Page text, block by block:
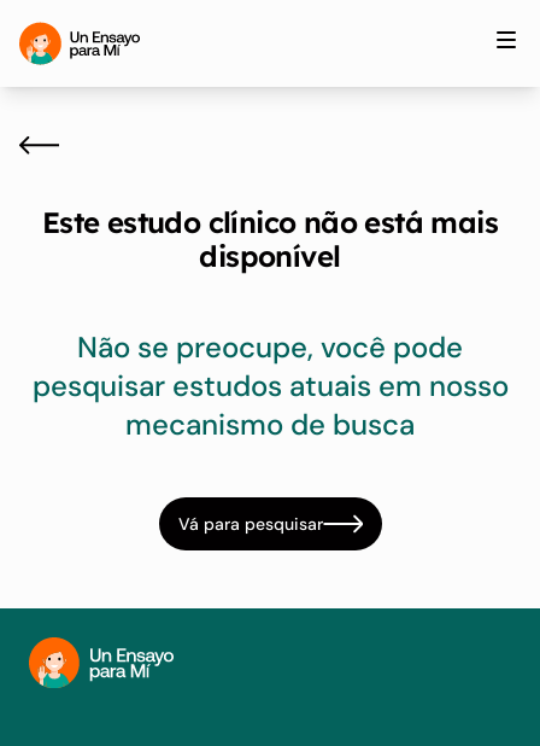
Este estudo clínico não está mais
disponível
Não se preocupe, você pode
pesquisar estudos atuais em nosso
mecanismo de busca
Vá para pesquisar